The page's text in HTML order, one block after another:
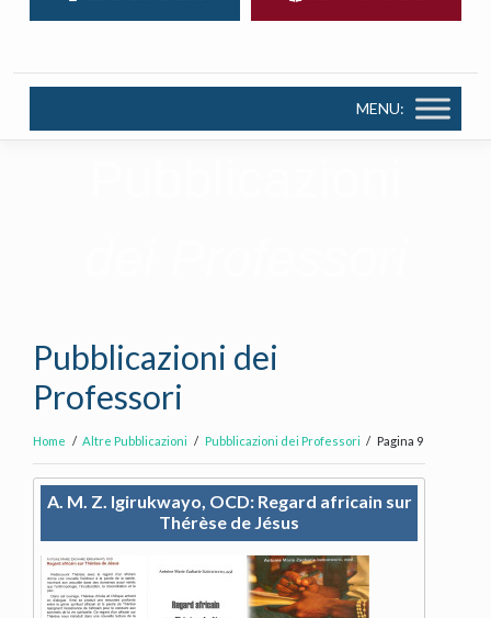
MENU:
Pubblicazioni dei
Professori
Home Altre Pubblicazioni Pubblicazioni dei Professori Pagina 9
A. M. Z. Igirukwayo, OCD: Regard africain sur
Thérèse de Jésus